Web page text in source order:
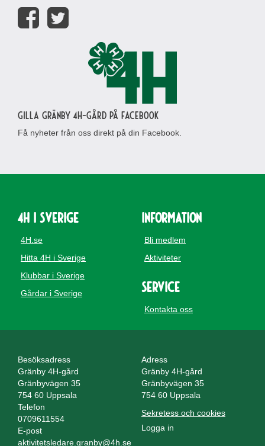
Gilla Gränby 4H-gård på Facebook
Få nyheter från oss direkt på din Facebook.
4H i Sverige
4H.se
Hitta 4H i Sverige
Klubbar i Sverige
Gårdar i Sverige
Information
Bli medlem
Aktiviteter
Service
Kontakta oss
Besöksadress
Gränby 4H-gård
Gränbyvägen 35
754 60 Uppsala
Adress
Gränby 4H-gård
Gränbyvägen 35
754 60 Uppsala
Telefon
0709611554
E-post
aktivitetsledare.granby@4h.se
Sekretess och cookies
Logga in